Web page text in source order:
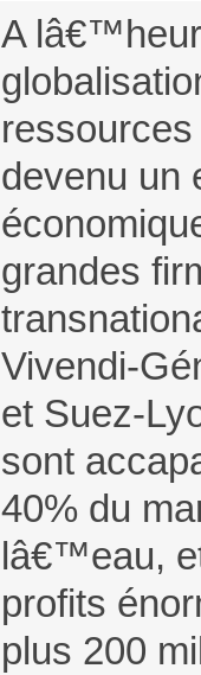
A
devenu un
grandes
Vivendi-
et Suez-
sont
40% du
lâ€™eau,
profits
plus 200